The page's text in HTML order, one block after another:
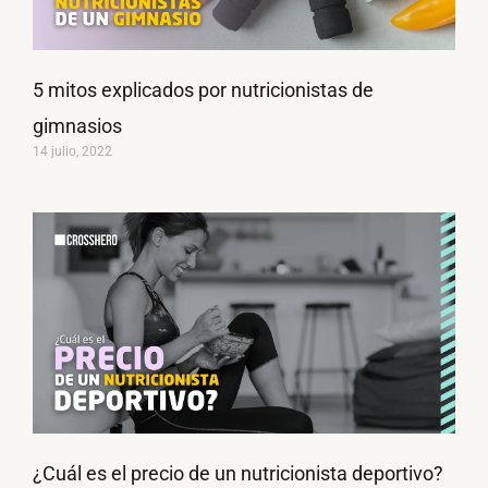
5 mitos explicados por nutricionistas de
gimnasios
14 julio, 2022
¿Cuál es el precio de un nutricionista deportivo?